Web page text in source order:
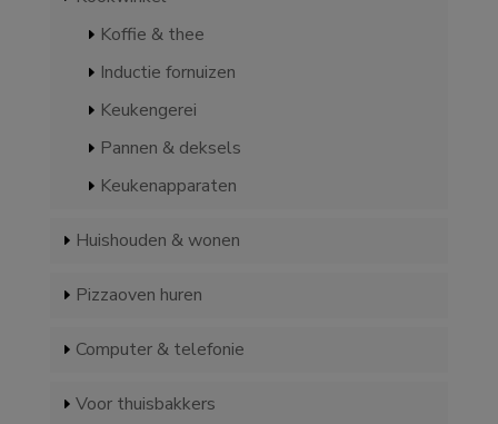
Koffie & thee
Inductie fornuizen
Keukengerei
Pannen & deksels
Keukenapparaten
Huishouden & wonen
Pizzaoven huren
Computer & telefonie
Voor thuisbakkers